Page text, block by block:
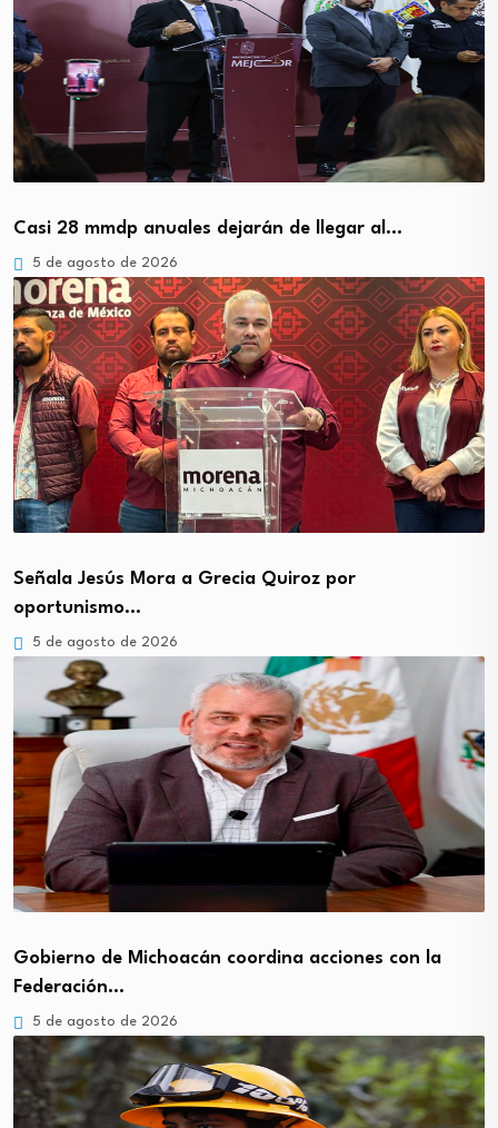
Casi 28 mmdp anuales dejarán de llegar al…
5 de agosto de 2026
Señala Jesús Mora a Grecia Quiroz por
oportunismo…
5 de agosto de 2026
Gobierno de Michoacán coordina acciones con la
Federación…
5 de agosto de 2026